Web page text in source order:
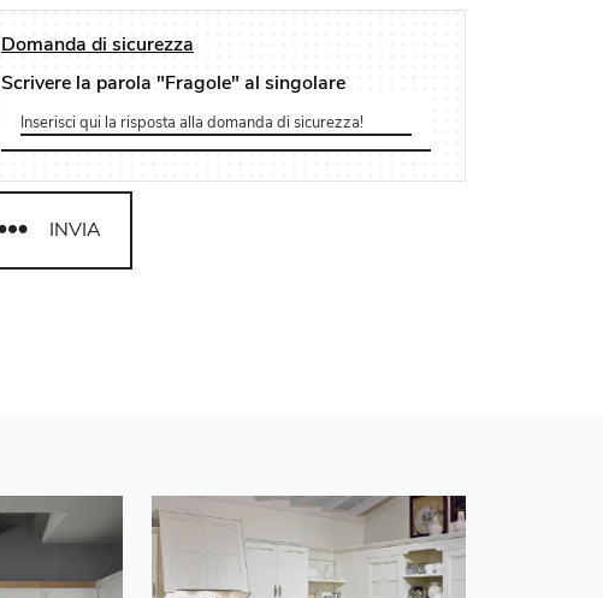
Domanda di sicurezza
Scrivere la parola "Fragole" al singolare
INVIA